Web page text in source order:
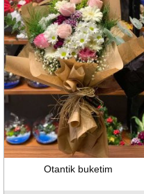
Otantik buketim